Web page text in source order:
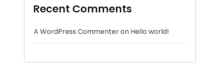
A WordPress Commenteron